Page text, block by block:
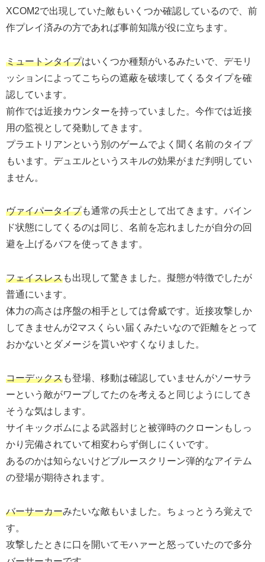
XCOM2で出現していた敵もいくつか確認しているので、前
作プレイ済みの方であれば事前知識が役に立ちます。
ミュートンタイプはいくつか種類がいるみたいで、デモリ
ッションによってこちらの遮蔽を破壊してくるタイプを確
認しています。
前作では近接カウンターを持っていました。今作では近接
用の監視として発動してきます。
プラエトリアンという別のゲームでよく聞く名前のタイプ
もいます。デュエルというスキルの効果がまだ判明してい
ません。
ヴァイパータイプも通常の兵士として出てきます。バイン
ド状態にしてくるのは同じ、名前を忘れましたが自分の回
避を上げるバフを使ってきます。
フェイスレスも出現して驚きました。擬態が特徴でしたが
普通にいます。
体力の高さは序盤の相手としては脅威です。近接攻撃しか
してきませんが2マスくらい届くみたいなので距離をとって
おかないとダメージを貰いやすくなりました。
コーデックスも登場、移動は確認していませんがソーサラ
ーという敵がワープしてたのを考えると同じようにしてき
そうな気はします。
サイキックボムによる武器封じと被弾時のクローンもしっ
かり完備されていて相変わらず倒しにくいです。
あるのかは知らないけどブルースクリーン弾的なアイテム
の登場が期待されます。
バーサーカーみたいな敵もいました。ちょっとうろ覚えで
す。
攻撃したときに口を開いてモハァーと怒っていたので多分